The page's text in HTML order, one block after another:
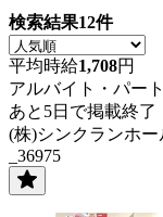
検索結果12件
平均時給1,708円
アルバイト・パート
あと5日で掲載終了
(株)シンクランホ
_36975